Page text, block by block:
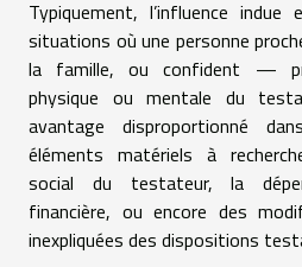
Typiquement, l’influence
situations où une personne
la famille, ou confident —
physique ou mentale du
avantage disproportionné
éléments matériels à
social du testateur, la
financière, ou encore des
inexpliquées des dispositions